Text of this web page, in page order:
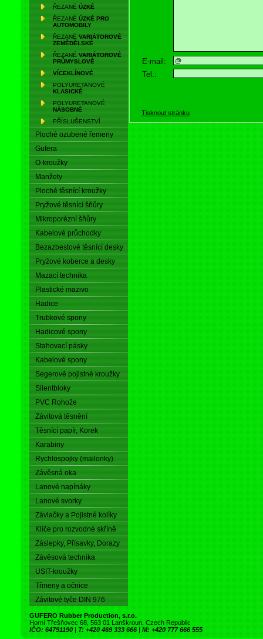
ŘEZANÉ ÚZKÉ
ŘEZANÉ ÚZKÉ PRO
AUTOMOBILY
ŘEZANÉ VARIÁTOROVÉ
ZEMĚDĚLSKÉ
ŘEZANÉ VARIÁTOROVÉ
PRŮMYSLOVÉ
VÍCEKLÍNOVÉ
POLYURETANOVÉ
KLASICKÉ
POLYURETANOVÉ
NÁSOBNÉ
PŘÍSLUŠENSTVÍ
Ploché ozubené řemeny
Gufera
O-kroužky
Manžety
Ploché těsnící kroužky
Pryžové těsnící šňůry
Mikroporézní šňůry
Kabelové průchodky
Bezazbestové těsnící desky
Pryžové koberce a desky
Mazací technika
Plastické mazivo
Hadice
Trubkové spony
Hadicové spony
Stahovací pásky
Kabelové spony
Segerové pojistné kroužky
Silentbloky
PVC Rohože
Závitová těsnění
Těsnící papír, Korek
Karabiny
Rychlospojky (mailonky)
Závěsná oka
Lanové napínáky
Lanové svorky
Závlačky a Pojistné kolíky
Klíče pro rozvodné skříně
Záslepky, Přísavky, Dorazy
Závěsová technika
USIT-kroužky
Třmeny a očnice
Závitové tyče DIN 976
E-mail:
Tel.:
Tisknout stránku
GUFERO Rubber Production, s.r.o.
Horní Třešňovec 68, 563 01 Lanškroun, Czech Republic
IČO: 64791190 | T: +420 469 333 666 | M: +420 777 666 555